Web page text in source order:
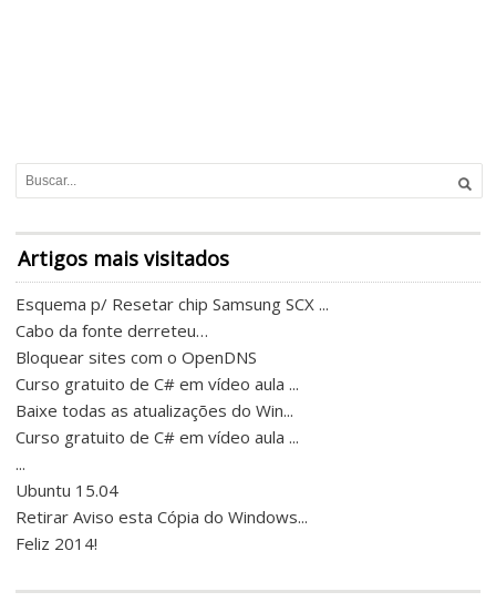
Artigos mais visitados
Esquema p/ Resetar chip Samsung SCX ...
Cabo da fonte derreteu…
Bloquear sites com o OpenDNS
Curso gratuito de C# em vídeo aula ...
Baixe todas as atualizações do Win...
Curso gratuito de C# em vídeo aula ...
...
Ubuntu 15.04
Retirar Aviso esta Cópia do Windows...
Feliz 2014!